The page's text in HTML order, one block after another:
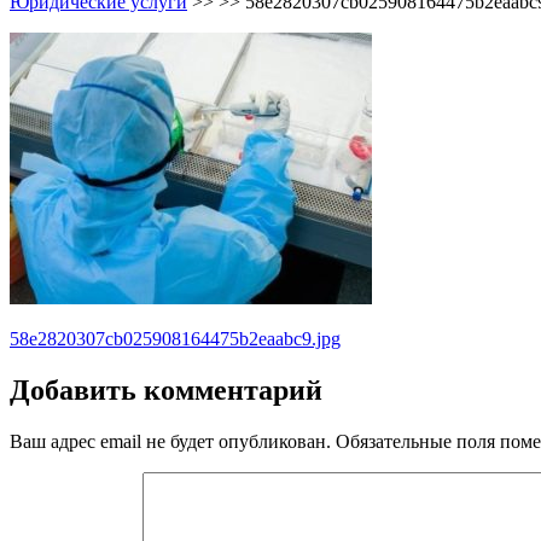
Навигация
по
записям
58e2820307cb025908164475b2eaabc9.jpg
Добавить комментарий
Ваш адрес email не будет опубликован. Обязательные поля